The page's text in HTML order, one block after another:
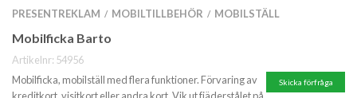
PRESENTREKLAM / MOBILTILLBEHÖR / MOBILSTÄLL
Mobilficka Barto
Artikelnr: 54956
Skicka förfråga
Mobilficka, mobilställ med flera funktioner. Förvaring av